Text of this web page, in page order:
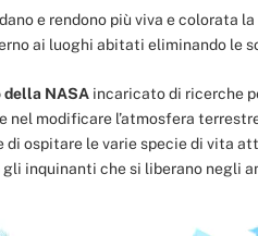
e rendono più viva e colorata
ai luoghi abitati eliminando le
della NASA incaricato di ricerche
nel modificare l’atmosfera
di ospitare le varie specie di vita
inquinanti che si liberano negli